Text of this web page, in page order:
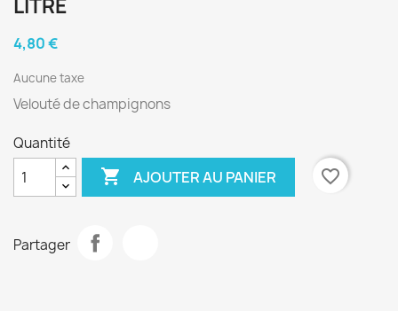
LITRE
4,80 €
Aucune taxe
Velouté de champignons
Quantité
 AJOUTER AU PANIER favorite_border
Partager